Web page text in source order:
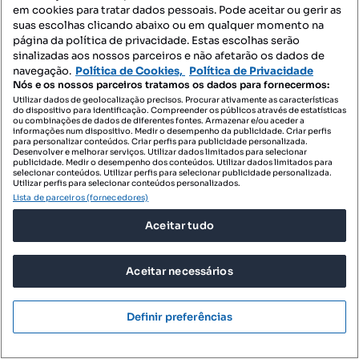
4596,27 €/m²
Apartamento T3 com estacionamento, no
Condomínio Jardim da Lomba
Tipologia
Preço por metro quadrado
Andar rés do chão
em cookies para tratar dados pessoais. Pode aceitar ou gerir as
suas escolhas clicando abaixo ou em qualquer momento na
página da política de privacidade. Estas escolhas serão
sinalizadas aos nossos parceiros e não afetarão os dados de
navegação. Política de Cookies, Política de Privacidade
Nós e os nossos parceiros tratamos os dados para fornecermos:
Utilizar dados de geolocalização precisos. Procurar ativamente as características
do dispositivo para identificação. Compreender os públicos através de estatísticas
ou combinações de dados de diferentes fontes. Armazenar e/ou aceder a
informações num dispositivo. Medir o desempenho da publicidade. Criar perfis
para personalizar conteúdos. Criar perfis para publicidade personalizada.
Desenvolver e melhorar serviços. Utilizar dados limitados para selecionar
publicidade. Medir o desempenho dos conteúdos. Utilizar dados limitados para
selecionar conteúdos. Utilizar perfis para selecionar publicidade personalizada.
Utilizar perfis para selecionar conteúdos personalizados.
Lista de parceiros (fornecedores)
Aceitar tudo
Aceitar necessários
Definir preferências